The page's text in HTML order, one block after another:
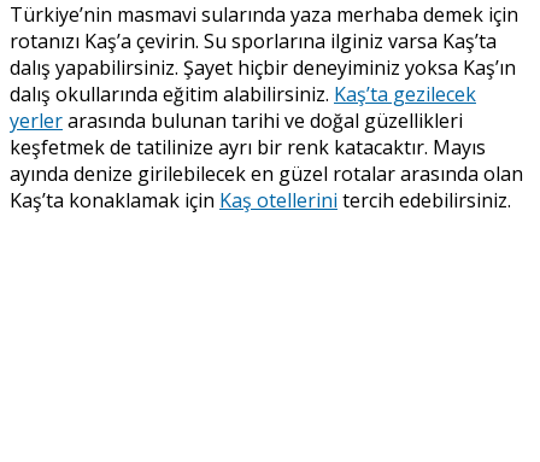
Türkiye’nin masmavi sularında yaza merhaba demek için
rotanızı Kaş’a çevirin. Su sporlarına ilginiz varsa Kaş’ta
dalış yapabilirsiniz. Şayet hiçbir deneyiminiz yoksa Kaş’ın
dalış okullarında eğitim alabilirsiniz. Kaş’ta gezilecek
yerlerarasında bulunan tarihi ve doğal güzellikleri
keşfetmek de tatilinize ayrı bir renk katacaktır. Mayıs
ayında denize girilebilecek en güzel rotalar arasında olan
Kaş’ta konaklamak için Kaş otellerini tercih edebilirsiniz.